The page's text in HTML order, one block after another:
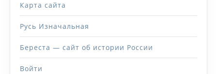
Карта сайта
Русь Изначальная
Береста — сайт об истории России
Войти